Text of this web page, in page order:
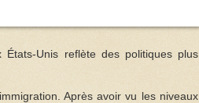
États-Unis reflète des politiques plus
Après avoir vu les niveaux